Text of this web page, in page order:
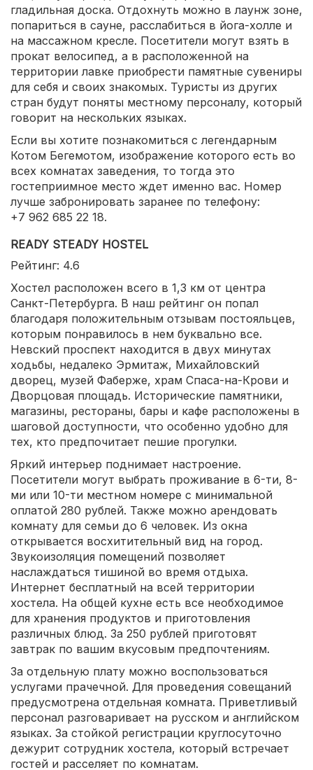
гладильная доска. Отдохнуть можно в лаунж зоне,
попариться в сауне, расслабиться в йога-холле и
на массажном кресле. Посетители могут взять в
прокат велосипед, а в расположенной на
территории лавке приобрести памятные сувениры
для себя и своих знакомых. Туристы из других
стран будут поняты местному персоналу, который
говорит на нескольких языках.
Если вы хотите познакомиться с легендарным
Котом Бегемотом, изображение которого есть во
всех комнатах заведения, то тогда это
гостеприимное место ждет именно вас. Номер
лучше забронировать заранее по телефону:
+7 962 685 22 18.
READY STEADY HOSTEL
Рейтинг: 4.6
Хостел расположен всего в 1,3 км от центра
Санкт-Петербурга. В наш рейтинг он попал
благодаря положительным отзывам постояльцев,
которым понравилось в нем буквально все.
Невский проспект находится в двух минутах
ходьбы, недалеко Эрмитаж, Михайловский
дворец, музей Фаберже, храм Спаса-на-Крови и
Дворцовая площадь. Исторические памятники,
магазины, рестораны, бары и кафе расположены в
шаговой доступности, что особенно удобно для
тех, кто предпочитает пешие прогулки.
Яркий интерьер поднимает настроение.
Посетители могут выбрать проживание в 6-ти, 8-
ми или 10-ти местном номере с минимальной
оплатой 280 рублей. Также можно арендовать
комнату для семьи до 6 человек. Из окна
открывается восхитительный вид на город.
Звукоизоляция помещений позволяет
наслаждаться тишиной во время отдыха.
Интернет бесплатный на всей территории
хостела. На общей кухне есть все необходимое
для хранения продуктов и приготовления
различных блюд. За 250 рублей приготовят
завтрак по вашим вкусовым предпочтениям.
За отдельную плату можно воспользоваться
услугами прачечной. Для проведения совещаний
предусмотрена отдельная комната. Приветливый
персонал разговаривает на русском и английском
языках. За стойкой регистрации круглосуточно
дежурит сотрудник хостела, который встречает
гостей и расселяет по комнатам.